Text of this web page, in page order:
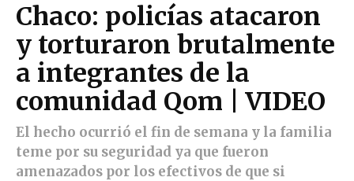
Chaco: policías atacaron
y torturaron brutalmente
a integrantes de la
comunidad Qom | VIDEO
El hecho ocurrió el fin de semana y la familia
teme por su seguridad ya que fueron
amenazados por los efectivos de que si